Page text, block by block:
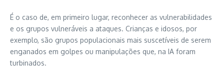
É o caso de, em primeiro lugar, reconhecer as vulnerabilidades
e os grupos vulneráveis a ataques. Crianças e idosos, por
exemplo, são grupos populacionais mais suscetíveis de serem
enganados em golpes ou manipulações que, na IA foram
turbinados.